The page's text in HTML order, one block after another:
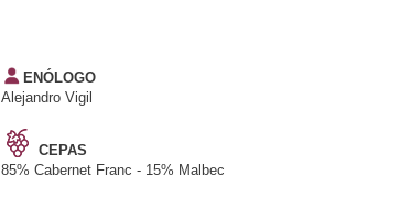
ENÓLOGO
Alejandro Vigil
CEPAS
85% Cabernet Franc - 15% Malbec